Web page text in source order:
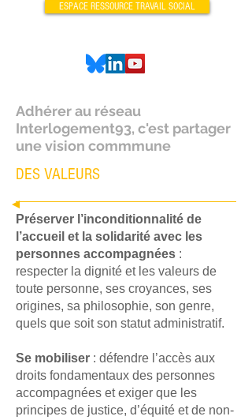
ESPACE RESSOURCE TRAVAIL SOCIAL
Adhérer au réseau
Interlogement93, c'est partager
une vision commmune
DES VALEURS
Préserver l’inconditionnalité de
l’accueil et la solidarité avec les
personnes accompagnées :
respecter la dignité et les valeurs de
toute personne, ses croyances, ses
origines, sa philosophie, son genre,
quels que soit son statut administratif.
Se mobiliser : défendre l’accès aux
droits fondamentaux des personnes
accompagnées et exiger que les
principes de justice, d’équité et de non-